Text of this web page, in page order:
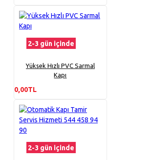
2-3 gün içinde
Yüksek Hızlı PVC Sarmal
Kapı
0,00TL
2-3 gün içinde